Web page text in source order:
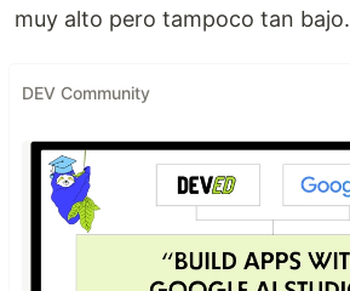
muy alto pero tampoco tan bajo.
DEV Community